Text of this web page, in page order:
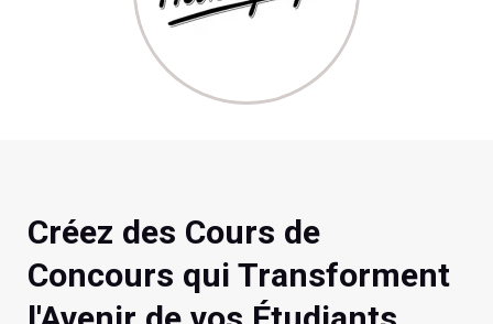
Créez des Cours de
Concours qui Transforment